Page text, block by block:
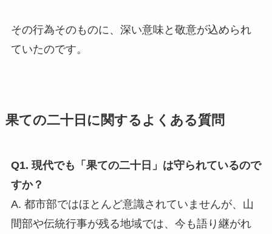
その行為そのものに、深い意味と敬意が込められ
ていたのです。
果ての二十日に関するよくある質問
Q1. 現代でも「果ての二十日」は守られているので
すか？
A. 都市部ではほとんど意識されていませんが、山
間部や伝統行事が残る地域では、今も語り継がれ